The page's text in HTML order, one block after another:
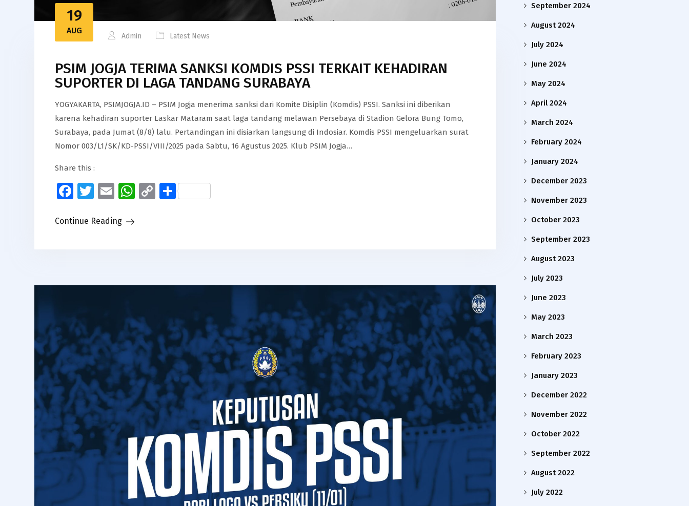
19
AUG
Admin Latest News
PSIM JOGJA TERIMA SANKSI KOMDIS PSSI TERKAIT KEHADIRAN
SUPORTER DI LAGA TANDANG SURABAYA
YOGYAKARTA, PSIMJOGJA.ID – PSIM Jogja menerima sanksi dari Komite Disiplin (Komdis) PSSI. Sanksi ini diberikan
karena kehadiran suporter Laskar Mataram saat laga tandang melawan Persebaya di Stadion Gelora Bung Tomo,
Surabaya, pada Jumat (8/8) lalu. Pertandingan ini disiarkan langsung di Indosiar. Komdis PSSI mengeluarkan surat
Nomor 003/L1/SK/KD-PSSI/VIII/2025 pada Sabtu, 16 Agustus 2025. Klub PSIM Jogja…
Share this :
Facebook
Twitter
EmailWhatsApp
CopyShare
Continue Reading
September 2024
August 2024
July 2024
June 2024
May 2024
April 2024
March 2024
February 2024
January 2024
December 2023
November 2023
October 2023
September 2023
August 2023
July 2023
June 2023
May 2023
March 2023
February 2023
January 2023
December 2022
November 2022
October 2022
September 2022
August 2022
July 2022